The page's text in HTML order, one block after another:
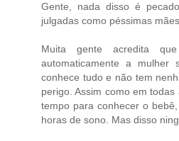
Gente, nada disso é
julgadas como péssimas
Muita gente acredita
automaticamente a
conhece tudo e não tem
perigo. Assim como em
tempo para conhecer o
horas de sono. Mas disso